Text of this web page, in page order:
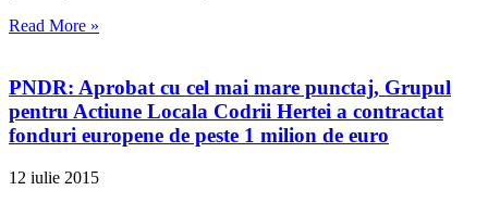
Read More »
PNDR: Aprobat cu cel mai mare punctaj, Grupul
pentru Actiune Locala Codrii Hertei a contractat
fonduri europene de peste 1 milion de euro
12 iulie 2015